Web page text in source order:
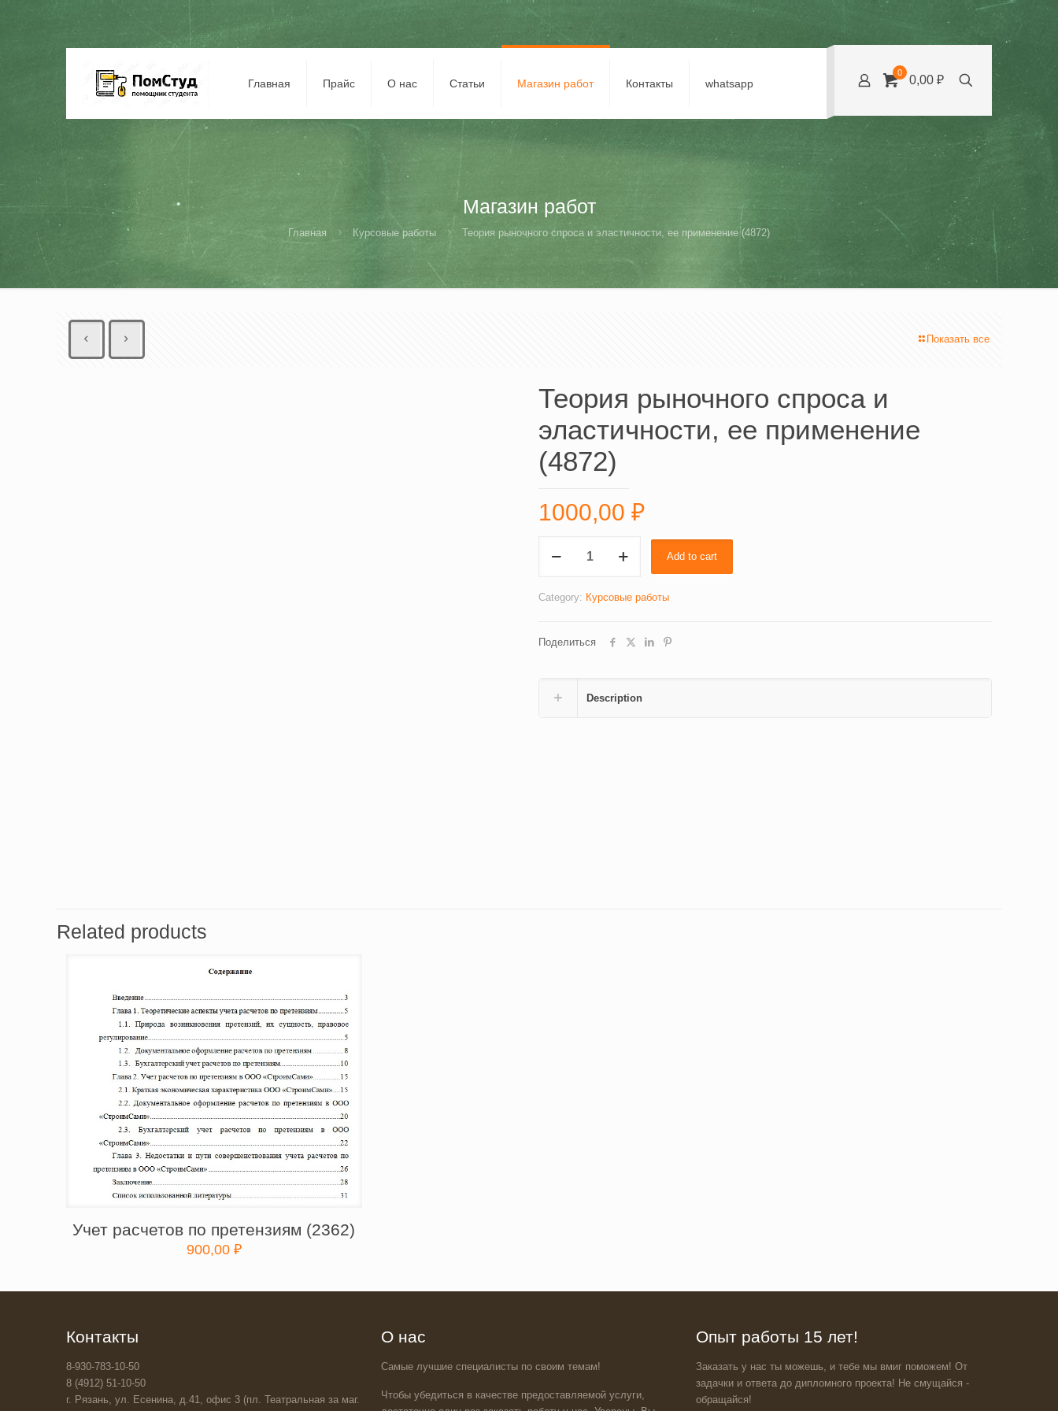
Главная Прайс О нас Статьи Магазин работ Контакты whatsapp
0
0,00 ₽
Магазин работ
Главная Курсовые работы Теория рыночного спроса и эластичности, ее применение (4872)
Показать все
Теория рыночного спроса и
эластичности, ее применение
(4872)
1000,00 ₽
рыночного
и
применение
Add to cart
Category: Курсовые работы
Поделиться
Description
Related products
Учет расчетов по претензиям (2362)
900,00 ₽
Контакты
8-930-783-10-50
8 (4912) 51-10-50
г. Рязань, ул. Есенина, д.41, офис 3 (пл. Театральная за маг.
О нас
Самые лучшие специалисты по своим темам!
Чтобы убедиться в качестве предоставляемой услуги,
Опыт работы 15 лет!
Заказать у нас ты можешь, и тебе мы вмиг поможем! От
задачки и ответа до дипломного проекта! Не смущайся -
обращайся!